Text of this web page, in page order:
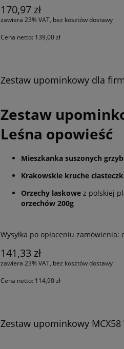
170,97 zł
zawiera 23% VAT, bez kosztów dostawy
Cena netto: 139,00 zł
Zestaw upominkowy dla
Zestaw
Leśna opowieść
Mieszkanka suszonych
Krakowskie kruche
Orzechy laskowe z polskiej
orzechów 200g
Wysyłka po opłaceniu zamówienia:
141,33 zł
zawiera 23% VAT, bez kosztów dostawy
Cena netto: 114,90 zł
Zestaw upominkowy